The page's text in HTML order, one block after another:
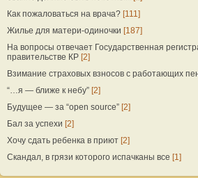
Как пожаловаться на врача? [111]
Жилье для матери-одиночки [187]
На вопросы отвечает Государственная
правительстве КР [2]
Взимание страховых взносов с работающих
“…я — ближе к небу” [2]
Будущее — за “open source” [2]
Бал за успехи [2]
Хочу сдать ребенка в приют [2]
Скандал, в грязи которого испачканы все [1]